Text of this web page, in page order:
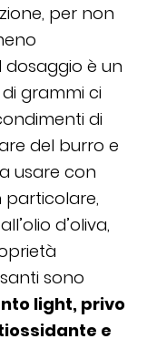
per non
dosaggio è un
grammi ci
di
del burro e
usare con
particolare,
d’oliva,
sono
light, privo
e